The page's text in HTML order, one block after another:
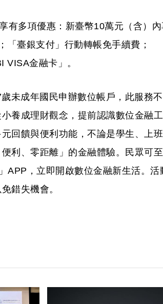
有多項優惠：新臺幣10萬元（含）
臺銀支付」行動轉帳免手續費；
VISA金融卡」。
未成年國民申辦數位帳戶，此服務不
養成理財觀念，提前認識數位金融工
回饋與便利功能，不論是學生、上班
利、零距離」的金融體驗。民眾可至
APP，立即開啟數位金融新生活。活
錯失機會。